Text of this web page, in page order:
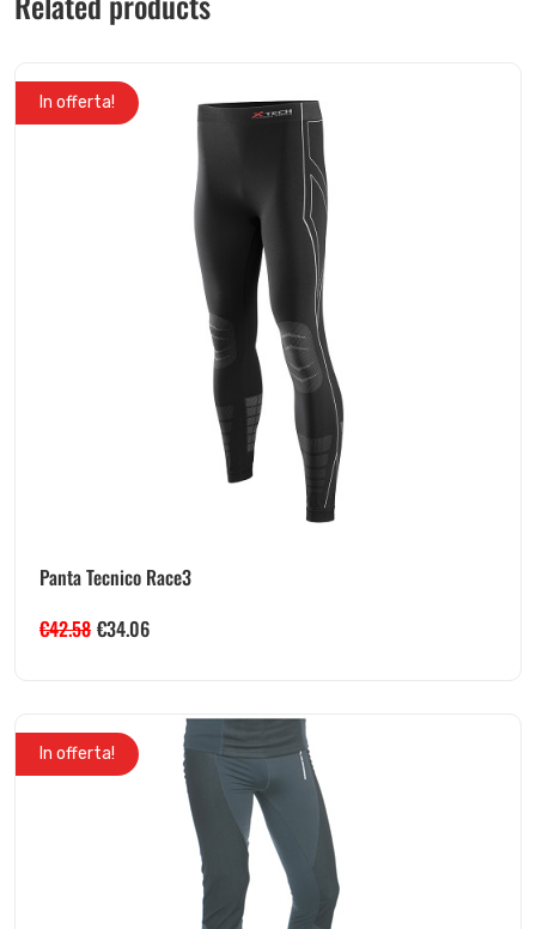
In offerta!
Panta Tecnico Race3
€42.58 €34.06
In offerta!